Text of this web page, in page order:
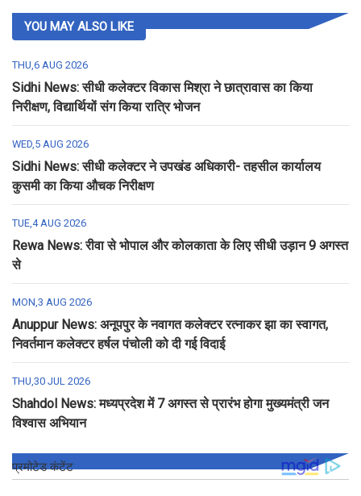
YOU MAY ALSO LIKE
THU,6 AUG 2026
Sidhi News: सीधी कलेक्टर विकास मिश्रा ने छात्रावास का किया
निरीक्षण, विद्यार्थियों संग किया रात्रि भोजन
WED,5 AUG 2026
Sidhi News: सीधी कलेक्टर ने उपखंड अधिकारी- तहसील कार्यालय
कुसमी का किया औचक निरीक्षण
TUE,4 AUG 2026
Rewa News: रीवा से भोपाल और कोलकाता के लिए सीधी उड़ान 9 अगस्त
से
MON,3 AUG 2026
Anuppur News: अनूपपुर के नवागत कलेक्टर रत्नाकर झा का स्वागत,
निवर्तमान कलेक्टर हर्षल पंचोली को दी गई विदाई
THU,30 JUL 2026
Shahdol News: मध्यप्रदेश में 7 अगस्त से प्रारंभ होगा मुख्यमंत्री जन
विश्वास अभियान